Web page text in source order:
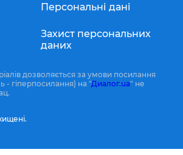
Персональні дані
Захист персональних
даних
дозволяється за умови посилання
- гіперпосилання) на "Диалог.ua" не